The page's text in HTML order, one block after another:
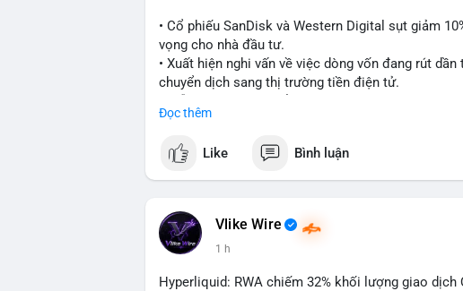
• Cổ phiếu SanDisk và Western Digital sụt giảm
vọng cho nhà đầu tư.
• Xuất hiện nghi vấn về việc dòng vốn đang rút
chuyển dịch sang thị trường tiền điện tử.
công nghệ và crypto.
#binancesquare #cryptonews #marketanalysis
#vlikevn #titanbot
Đọc thêm
Like Bình luận
Vlike Wire
1 h
Hyperliquid: RWA chiếm 32% khối lượng giao dịch